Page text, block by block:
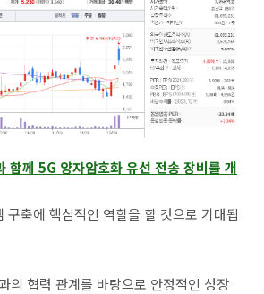
함께 5G 양자암호화 유선 전송 장비를 개
구축에 핵심적인 역할을 할 것으로 기대됩
의 협력 관계를 바탕으로 안정적인 성장